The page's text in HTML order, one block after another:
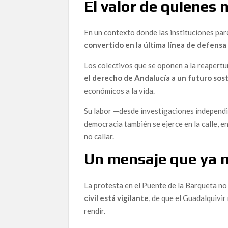
El Caso del Novio de Ayuso: Fraude Fiscal,
La Sombra del Nepotismo y la Prevaricación
La Ineficacia de las Agencias Antifraude y el
AEDICO denuncia la impunidad institucional
«Vomitivo» y «Pájara»: Las Conversaciones
La Caída del Icono Animalista: Frank Cuesta,
La Investigación contra Begoña Gómez: Un
La Demanda del Rey Emérito a Miguel Ángel
Corrupción
El valor de quienes
En un contexto donde las instituciones
convertido en la última línea de
Los colectivos que se oponen a la
el derecho de Andalucía a un futuro
económicos a la vida.
Su labor —desde investigaciones
democracia también se ejerce en la calle,
no callar.
Un mensaje que ya
La protesta en el Puente de la Barqueta
civil está vigilante, de que el
rendir.